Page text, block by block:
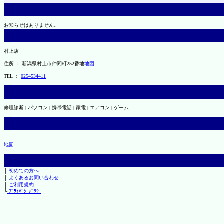
お知らせはありません。
村上店
住所 ： 新潟県村上市仲間町252番地地図
TEL ： 0254534411
修理診断 | パソコン | 携帯電話 | 家電 | エアコン | ゲーム
地図
├初めての方へ
├ よくあるお問い合わせ
├ご利用規約
└ﾌﾟﾗｲﾊﾞｼｰﾎﾟﾘｼｰ